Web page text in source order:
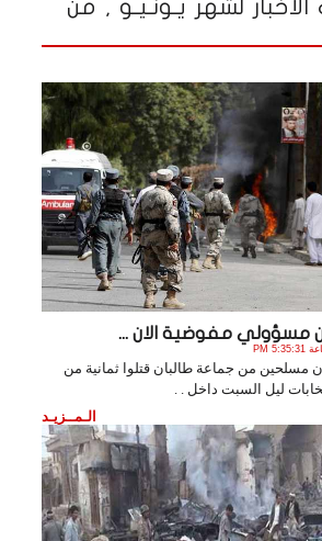
لشهر يـونـيـو , من
مسلحين من جماعة طالبان قتلوا ثمانية من
ليل السبت داخل . .
الـمــزيـد